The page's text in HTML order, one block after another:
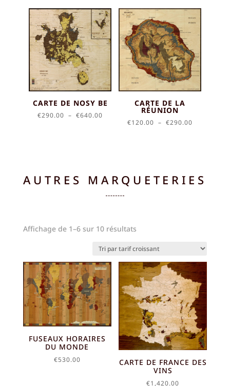
à
€290.00
CARTE DE NOSY BE
€290.00 – €640.00
CARTE DE LA
RÉUNION
€120.00 – €290.00Plage
AUTRES MARQUETERIES
Affichage de 1–6 sur 10 résultatsTrié
prix
croissant
FUSEAUX HORAIRES
DU MONDE
€530.00
CARTE DE FRANCE DES
VINS
€1,420.00